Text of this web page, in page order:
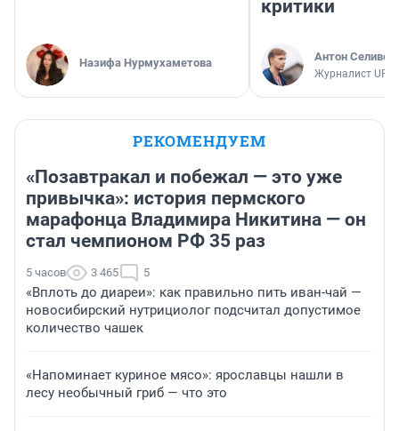
Назифа Нурмухаметова
критики
Антон
Журналист
РЕКОМЕНДУЕМ
«Позавтракал и побежал — это уже
привычка»: история пермского
марафонца Владимира Никитина — он
стал чемпионом РФ 35 раз
5 часов 3 465 5
«Вплоть до диареи»: как правильно пить иван-чай —
новосибирский нутрициолог подсчитал допустимое
количество чашек
«Напоминает куриное мясо»: ярославцы нашли в
лесу необычный гриб — что это